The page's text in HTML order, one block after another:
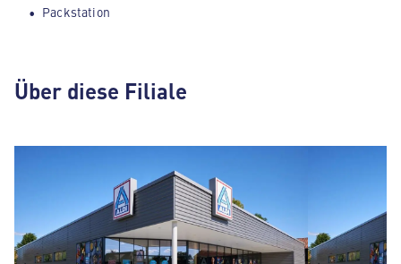
Packstation
Über diese Filiale